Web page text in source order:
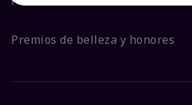
Premios de belleza y honores